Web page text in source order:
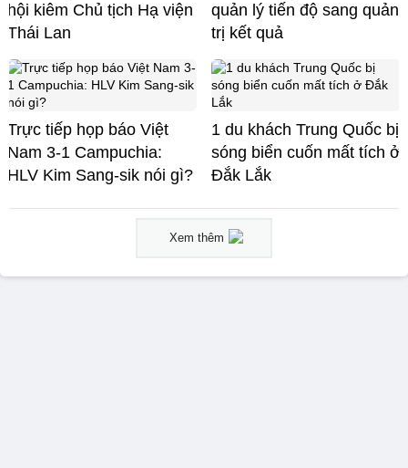
hội kiêm Chủ tịch Hạ viện
Thái Lan
quản lý tiến độ sang quản
trị kết quả
Trực tiếp họp báo Việt
Nam 3-1 Campuchia:
HLV Kim Sang-sik nói gì?
1 du khách Trung Quốc bị
sóng biển cuốn mất tích ở
Đắk Lắk
Xem thêm